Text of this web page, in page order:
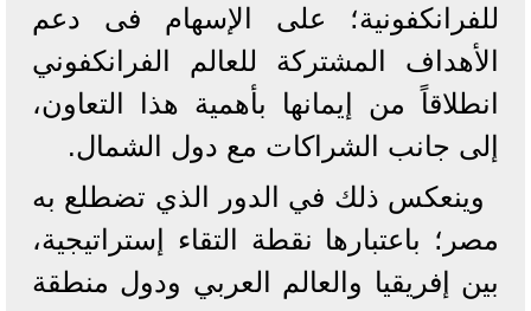
للفرانكفونية؛ على الإسهام فى دعم
الأهداف المشتركة للعالم الفرانكفوني
انطلاقاً من إيمانها بأهمية هذا التعاون،
إلى جانب الشراكات مع دول الشمال.
وينعكس ذلك في الدور الذي تضطلع به
مصر؛ باعتبارها نقطة التقاء إستراتيجية،
بين إفريقيا والعالم العربي ودول منطقة